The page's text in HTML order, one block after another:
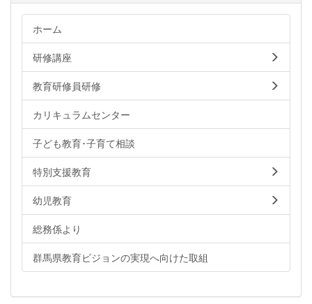
ホーム
研修講座
教育研修員研修
カリキュラムセンター
子ども教育･子育て相談
特別支援教育
幼児教育
総務係より
群馬県教育ビジョンの実現へ向けた取組